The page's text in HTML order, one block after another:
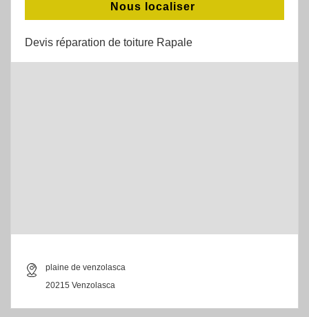
Nous localiser
Devis réparation de toiture Rapale
plaine de venzolasca
20215 Venzolasca